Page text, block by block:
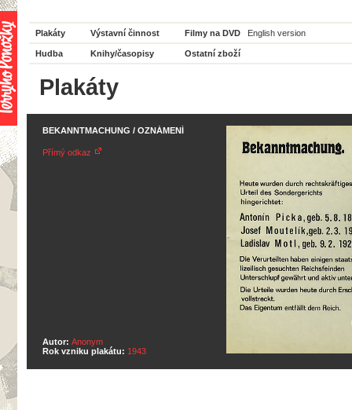
Plakáty Výstavní činnost Filmy na DVD English version
Hudba Knihy/časopisy Ostatní zboží
Plakáty
BEKANNTMACHUNG / OZNÁMENÍ
Přímý odkaz
Autor: Anonym
Rok vzniku plakátu: 1943